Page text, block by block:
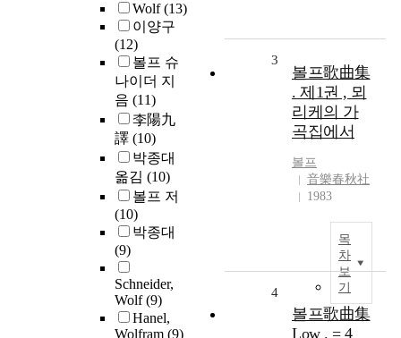
Wolf(13)
이양구
(12)
볼프 슈
나이더 지
음 (11)
李陽九
譯 (10)
박종대
옮김 (10)
볼프 저
(10)
박종대
(9)
Schneider,
Wolf(9)
Hanel,
Wolfram (9)
3
볼프歌曲集
. 제1권 , 뫼
리케의 가
곡집에서
볼프
音樂春秋社
1983
목
차
보
기
4
볼프歌曲集
Low . = 4